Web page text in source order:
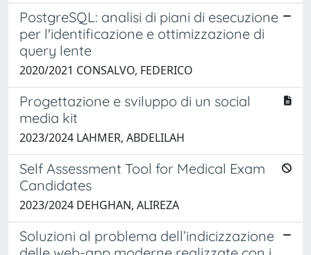
PostgreSQL: analisi di piani di esecuzione
per l'identificazione e ottimizzazione di
query lente
2020/2021 CONSALVO, FEDERICO
Progettazione e sviluppo di un social
media kit
2023/2024 LAHMER, ABDELILAH
Self Assessment Tool for Medical Exam
Candidates
2023/2024 DEHGHAN, ALIREZA
Soluzioni al problema dell’indicizzazione